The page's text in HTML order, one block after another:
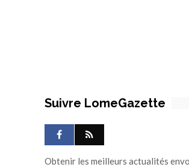
Suivre LomeGazette
Obtenir les meilleurs actualités